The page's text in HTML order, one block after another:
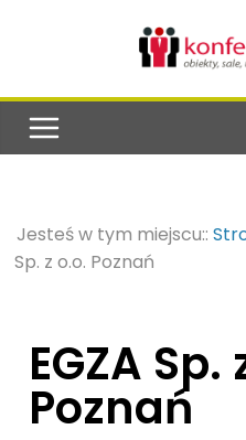
Jesteś w tym miejscu::
Sp. z o.o. Poznań
EGZA Sp.
Poznań